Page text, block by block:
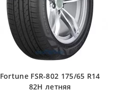
Fortune FSR-802 175/65 R14
82H летняя